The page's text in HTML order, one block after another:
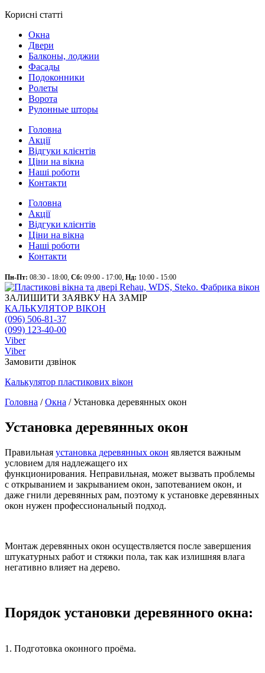
Корисні статті
Окна
Двери
Балконы, лоджии
Фасады
Подоконники
Ролеты
Ворота
Рулонные шторы
Головна
Акції
Відгуки клієнтів
Ціни на вікна
Наші роботи
Контакти
Головна
Акції
Відгуки клієнтів
Ціни на вікна
Наші роботи
Контакти
Пн-Пт: 08:30 - 18:00, Сб: 09:00 - 17:00, Нд: 10:00 - 15:00
ЗАЛИШИТИ ЗАЯВКУ НА ЗАМІР
КАЛЬКУЛЯТОР ВІКОН
(096) 506-81-37
(099) 123-40-00
Viber
Viber
Замовити дзвінок
Калькулятор пластикових вікон
Головна /Окна /Установка деревянных окон
Установка деревянных окон
Правильная установка деревянных окон является важным
условием для надлежащего их
функционирования. Неправильная, может вызвать проблемы
с открыванием и закрыванием окон, запотеванием окон, и
даже гнили деревянных рам, поэтому к установке деревянных
окон нужен профессиональный подход.
Монтаж деревянных окон осуществляется после завершения
штукатурных работ и стяжки пола, так как излишняя влага
негативно влияет на дерево.
Порядок установки деревянного окна:
1. Подготовка оконного проёма.